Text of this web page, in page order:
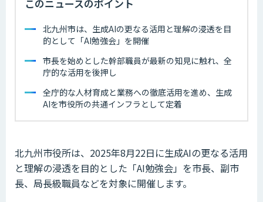
このニュースのポイント
北九州市は、生成AIの更なる活用と理解の浸透を目
的として「AI勉強会」を開催
市長を始めとした幹部職員が最新の知見に触れ、全
庁的な活用を後押し
全庁的な人材育成と業務への徹底活用を進め、生成
AIを市役所の共通インフラとして定着
北九州市役所は、2025年8月22日に生成AIの更なる活用
と理解の浸透を目的とした「AI勉強会」を市長、副市
長、局長級職員などを対象に開催します。